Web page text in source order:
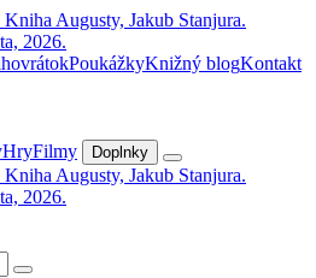
PoukážkyKnižný blogKontakt
HryFilmy Doplnky